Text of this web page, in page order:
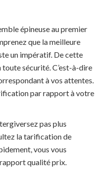
épineuse au premier
que la meilleure
un impératif. De cette
toute sécurité. C’est-à-dire
à vos attentes.
par rapport à votre
pas plus
la tarification de
vous vous
qualité prix.